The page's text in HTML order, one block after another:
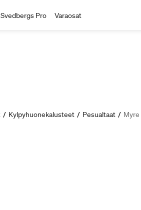
Svedbergs Pro Varaosat
/ Kylpyhuonekalusteet / Pesualtaat / Myre